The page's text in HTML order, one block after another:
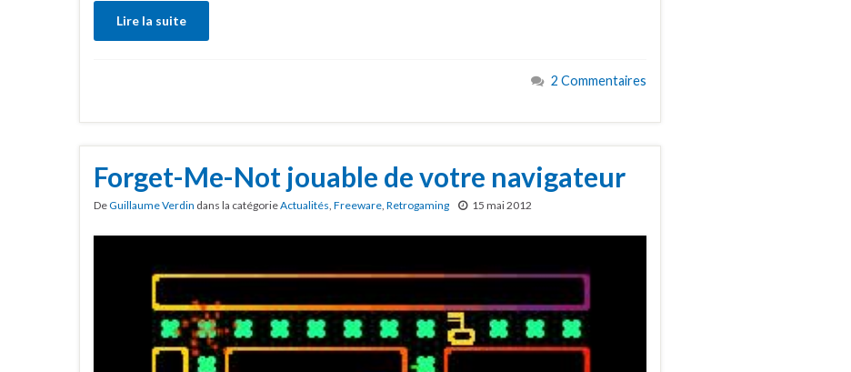
Lire la suite
2 Commentaires
Forget-Me-Not jouable de votre navigateur
DeGuillaume Verdin dans la catégorieActualités Freeware Retrogaming 15 mai 2012